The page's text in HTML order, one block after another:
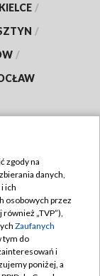
KIELCE /
/
/
zgody na
danych,
ich
osobowych przez
„TVP”),
Zaufanych
tym do
i
poniżej, a